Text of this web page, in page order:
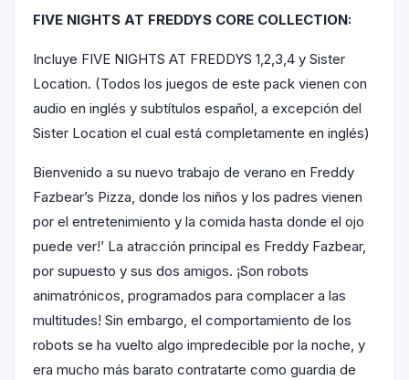
FIVE NIGHTS AT FREDDYS CORE COLLECTION:
Incluye FIVE NIGHTS AT FREDDYS 1,2,3,4 y Sister
Location. (Todos los juegos de este pack vienen con
audio en inglés y subtítulos español, a excepción del
Sister Location el cual está completamente en inglés)
Bienvenido a su nuevo trabajo de verano en Freddy
Fazbear’s Pizza, donde los niños y los padres vienen
por el entretenimiento y la comida hasta donde el ojo
puede ver!’ La atracción principal es Freddy Fazbear,
por supuesto y sus dos amigos. ¡Son robots
animatrónicos, programados para complacer a las
multitudes! Sin embargo, el comportamiento de los
robots se ha vuelto algo impredecible por la noche, y
era mucho más barato contratarte como guardia de